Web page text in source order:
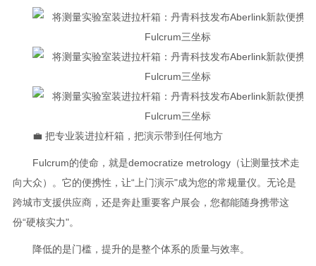
💼 把专业装进拉杆箱，把演示带到任何地方
Fulcrum的使命，就是democratize metrology（让测量技术走
向大众）。它的便携性，让“上门演示"成为您的常规量仪。无论是
跨城市支援供应商，还是奔赴重要客户展会，您都能随身携带这
份“硬核实力"。
降低的是门槛，提升的是整个体系的质量与效率。